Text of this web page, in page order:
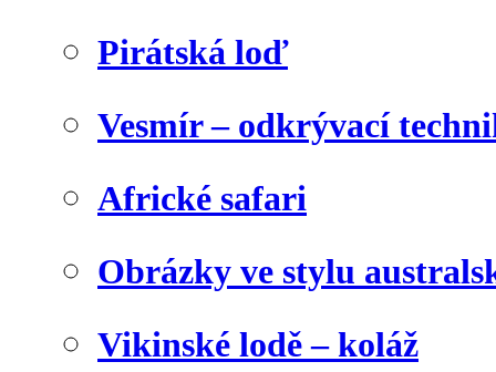
Pirátská loď
Vesmír – odkrývací
Africké safari
Obrázky ve stylu
Vikinské lodě – koláž